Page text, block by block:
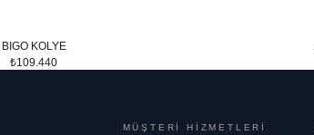
BIGO KOLYE
₺109.440
MÜŞTERİ HİZMETLERİ